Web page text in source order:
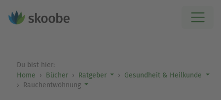
Du bist hier:
Home
Bücher Ratgeber
Gesundheit & Heilkunde
Rauchentwöhnung